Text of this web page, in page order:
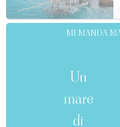
MI MANDA
Un
mare
di